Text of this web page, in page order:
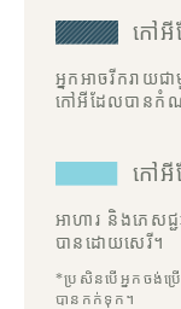
កៅអី
អ្នកអាចរីករាយ
កៅអីដែលបានកំ
កៅអី
អាហារ និងភេសជ្
បានដោយសេរី។
*ប្រសិនបើអ្នកចង់ប្
បានកក់ទុក។